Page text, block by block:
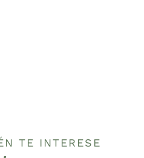
TE INTERESE